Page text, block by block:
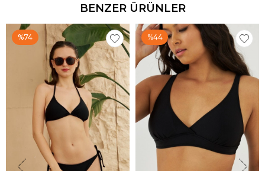
BENZER ÜRÜNLER
%74 %44